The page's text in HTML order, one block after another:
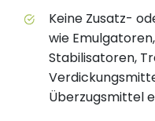
Keine Zusatz-
wie Emulgatoren,
Stabilisatoren,
Überzugsmittel